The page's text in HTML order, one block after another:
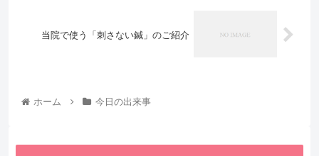
当院で使う「刺さない鍼」のご紹介
ホーム 今日の出来事